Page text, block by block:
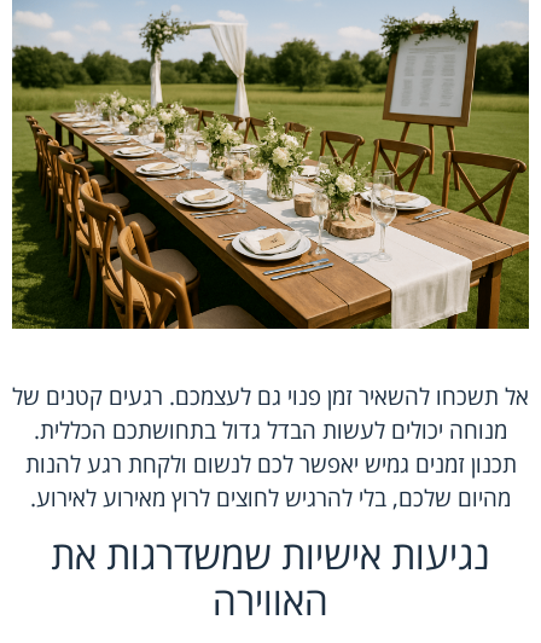
אל תשכחו להשאיר זמן פנוי גם לעצמכם. רגעים קטנים של
מנוחה יכולים לעשות הבדל גדול בתחושתכם הכללית.
תכנון זמנים גמיש יאפשר לכם לנשום ולקחת רגע להנות
מהיום שלכם, בלי להרגיש לחוצים לרוץ מאירוע לאירוע.
נגיעות אישיות שמשדרגות את
האווירה